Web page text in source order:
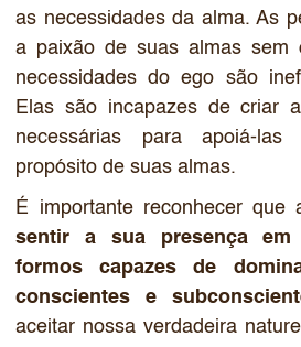
as necessidades da alma. As
a paixão de suas almas sem
necessidades do ego são
Elas são incapazes de criar
necessárias para apoiá-
propósito de suas almas.
É importante reconhecer
sentir a sua presença
formos capazes de
conscientes e
aceitar nossa verdadeira